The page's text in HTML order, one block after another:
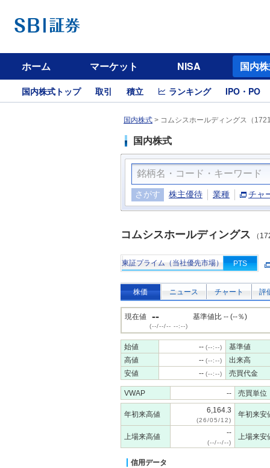
ホーム マーケット NISA 国内
国内株式トップ 取引 積立 ランキング IPO・PO
国内株式 > コムシスホールディングス（
国内株式
さがす 株主優待 業種 チャ
コムシスホールディングス （
東証プライム（当社優先市場） PTS
株価 ニュース チャート 評
現在値 --
(--/--/-- --:--)
基準値比 -- (--％)
始値 -- (--:--)
基準値
高値
-- (--:--)
出来高
安値
-- (--:--) 売買代金
VWAP -- 売買単位
年初来高値 6,164.3
(26/05/12)
年初来安
上場来高値 --
(--/--/--)
上場来安
信用データ